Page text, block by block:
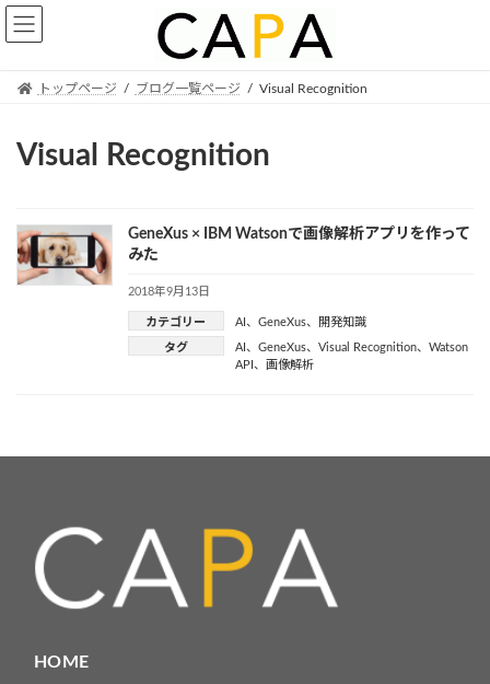
Skip
the
Skip
the
トップページ ブログ一覧ページ Visual Recognition
Visual Recognition
GeneXus × IBM Watsonで画像解析アプリを作って
みた
2018年9月13日
カテゴリー AI 、 GeneXus、 開発知識
タグ AI、 GeneXus、 Visual Recognition、 Watson
API 、 画像解析
HOME